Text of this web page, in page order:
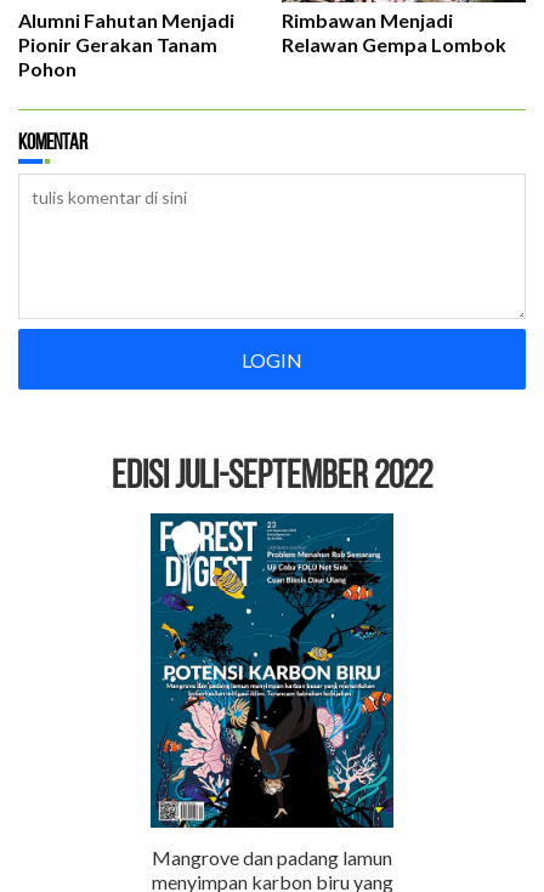
Alumni Fahutan Menjadi
Pionir Gerakan Tanam
Pohon
Rimbawan Menjadi
Relawan Gempa Lombok
Komentar
LOGIN
EDISI Juli-September 2022
Mangrove dan padang lamun
menyimpan karbon biru yang